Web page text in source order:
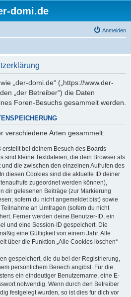
domi.de
Anmelden
„der-domi.de“ („https://www.der-
„der Betreiber“) die Daten
Foren-Besuchs gesammelt werden.
verschiedene Arten gesammelt:
erstellt bei deinem Besuch des Boards
sind kleine Textdateien, die dein Browser als
die zwischen den einzelnen Aufrufen des
diesen Cookies sind die aktuelle ID deiner
zugeordnet werden können),
dir gelesenen Beiträge (zur Markierung
sofern du nicht angemeldet bist) sowie
an Umfragen (sofern du nicht
Ferner werden deine Benutzer-ID, ein
und eine Session-ID gespeichert. Die
eine Gültigkeit von einem Jahr. Alle
über die Funktion „Alle Cookies löschen“
gespeichert, die du bei der Registrierung,
persönlichem Bereich angibst. Für die
ein eindeutiger Benutzername, eine E-
notwendig. Wenn durch den Betreiber
festgelegt wurden, so ist dies für dich vor